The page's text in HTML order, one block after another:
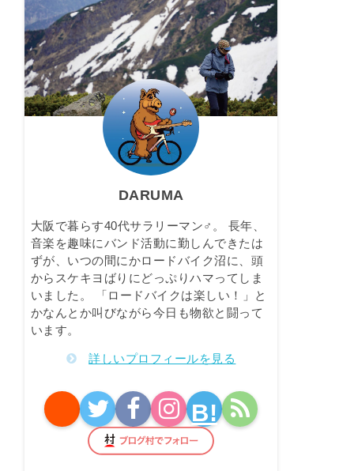
DARUMA
大阪で暮らす40代サラリーマン♂。 長年、
音楽を趣味にバンド活動に勤しんできたは
ずが、いつの間にかロードバイク沼に、頭
からスケキヨばりにどっぷりハマってしま
いました。 「ロードバイクは楽しい！」と
かなんとか叫びながら今日も物欲と闘って
います。
詳しいプロフィールを見る
B!